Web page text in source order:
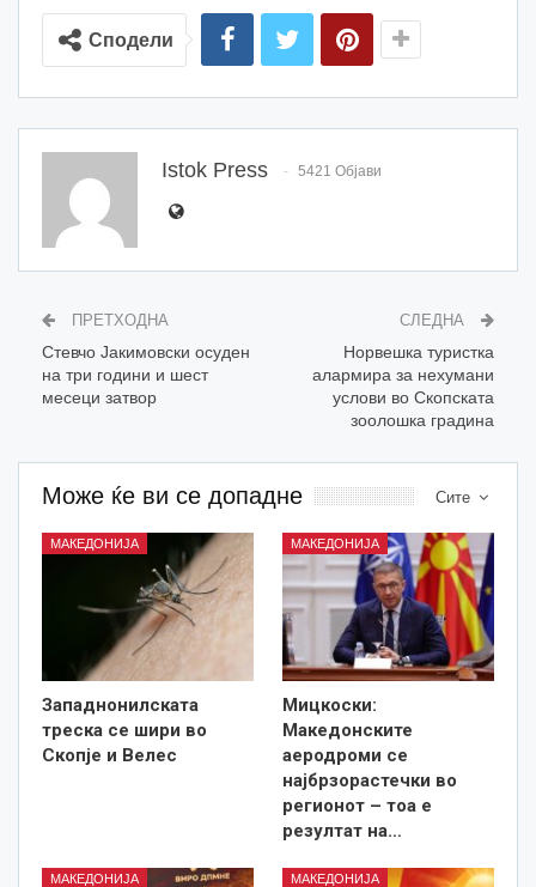
Сподели
Istok Press 5421 Објави
ПРЕТХОДНА
Стевчо Јакимовски осуден
на три години и шест
месеци затвор
СЛЕДНА
Норвешка туристка
алармира за нехумани
услови во Скопската
зоолошка градина
Сите
Може ќе ви се допадне
МАКЕДОНИЈА
Западнонилската
треска се шири во
Скопје и Велес
МАКЕДОНИЈА
Мицкоски:
Македонските
аеродроми се
најбрзорастечки во
регионот – тоа е
резултат на…
МАКЕДОНИЈА МАКЕДОНИЈА